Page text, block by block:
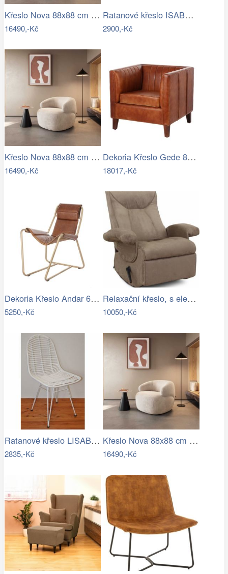
Křeslo Nova 88x88 cm manšestr béžová
16490,-Kč
Ratanové křeslo ISABEL - tmavý med
2900,-Kč
Křeslo Nova 88x88 cm manšestr béžová
16490,-Kč
Dekoria Křeslo Gede 80x80x74cm, 80 x 80…
18017,-Kč
Dekoria Křeslo Andar 65x91x91cm, 65 x…
5250,-Kč
Relaxační křeslo, s elektrickou funkcí…
10050,-Kč
Ratanové křeslo LISABON - bílé
2835,-Kč
Křeslo Nova 88x88 cm manšestr béžová
16490,-Kč